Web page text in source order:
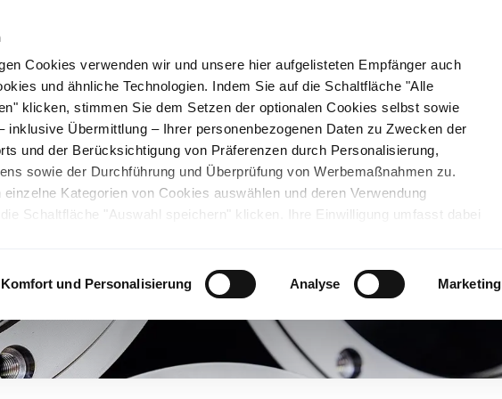
Cookies verwenden wir und unsere hier aufgelisteten Empfänger auch
und ähnliche Technologien. Indem Sie auf die Schaltfläche "Alle
klicken, stimmen Sie dem Setzen der optionalen Cookies selbst sowie
inklusive Übermittlung – Ihrer personenbezogenen Daten zu Zwecken der
und der Berücksichtigung von Präferenzen durch Personalisierung,
sowie der Durchführung und Überprüfung von Werbemaßnahmen zu.
Kategorien von Cookies auswählen und deren Verwendung
Schaltfläche "Auswahl speichern" klicken. Ihre Einwilligung umfasst dabei
können und Ihre Datenschutzrechte eingeschränkt sind. Weitere
Cookies und ähnlichen Technologien sowie zur Verarbeitung Ihrer
z.B. zu den verarbeiteten Daten, den Speicherdauern und den
Sie durch Anklicken von "Details zeigen" oder durch Aufrufen
, die am Ende der Webseite verlinkt ist, wählen und finden. Je nach den
Komfort und Personalisierung Analyse Marketing
Stahl Nachhaltigkeit Karriere Standorte